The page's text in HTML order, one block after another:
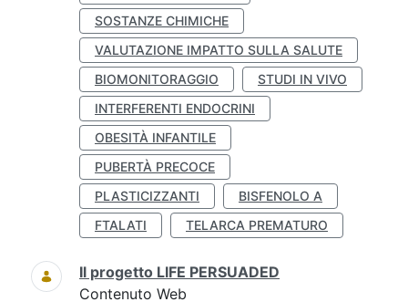
SOSTANZE CHIMICHE
VALUTAZIONE IMPATTO SULLA SALUTE
BIOMONITORAGGIO
STUDI IN VIVO
INTERFERENTI ENDOCRINI
OBESITÀ INFANTILE
PUBERTÀ PRECOCE
PLASTICIZZANTI
BISFENOLO A
FTALATI
TELARCA PREMATURO
Il progetto LIFE PERSUADED
Contenuto Web